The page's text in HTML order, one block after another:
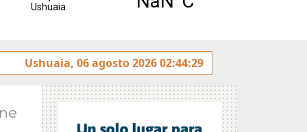
jóvenes llegan a la gestión pública a través de una
Ushuaia, 06 agosto 2026 02:44:29